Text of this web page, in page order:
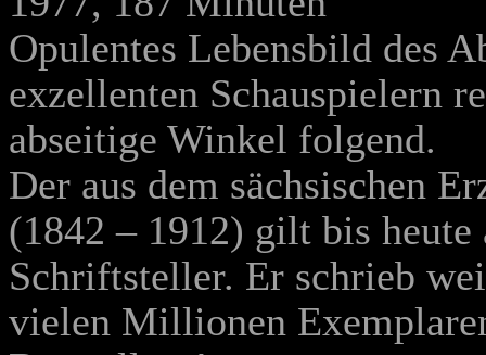
Opulentes Lebensbild des
exzellenten Schauspielern
abseitige Winkel folgend.
Der aus dem sächsischen
(1842 – 1912) gilt bis heute
Schriftsteller. Er schrieb
vielen Millionen